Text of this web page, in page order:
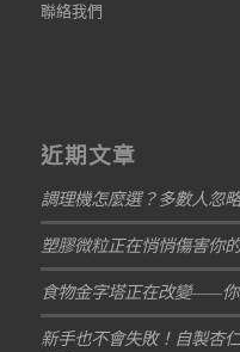
聯絡我們
近期文章
調理機怎麼選？多數人忽
塑膠微粒正在悄悄傷害你
食物金字塔正在改變——
新手也不會失敗！自製杏